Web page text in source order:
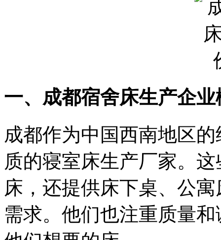
一、成都宿舍床生产企业
成都作为中国西南地区
质的寝室床生产厂家。
床，还提供床下桌、公
需求。他们也注重质量